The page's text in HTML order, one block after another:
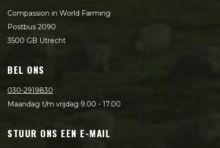
Compassion in World Farming
Postbus 2090
3500 GB Utrecht
BEL ONS
030-2919830
Maandag t/m vrijdag 9.00 - 17.00
STUUR ONS EEN E-MAIL